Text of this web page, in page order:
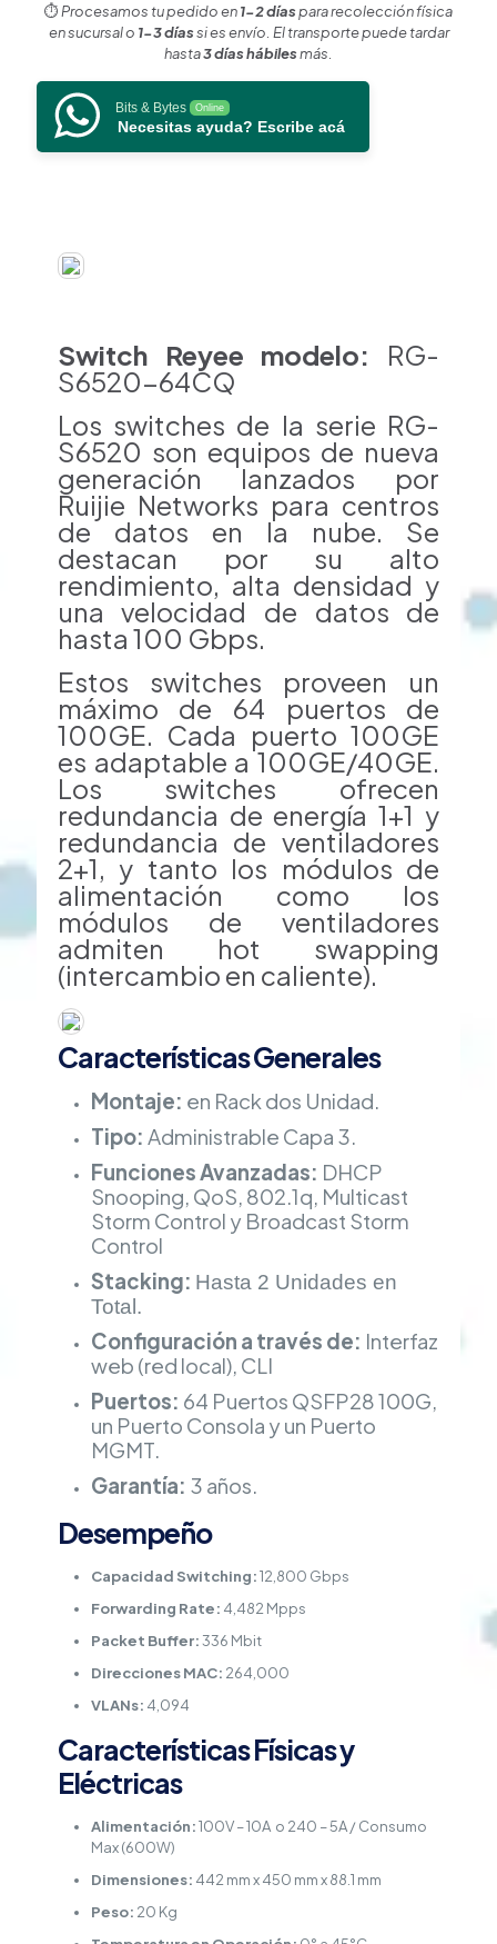
Escenarios
de
Alta
Disponibilidad
Unificación
cantidad
⏱️Procesamos tu pedido en1-2 díaspara recolección física
en sucursal o 1-3 díassi es envío. El transporte puede tardar
hasta3 días hábilesmás.
Bits & Bytes Online
Necesitas ayuda? Escribe acá
Switch Reyee modelo: RG-
S6520-64CQ
Los switches de la serie RG-
S6520 son equipos de nueva
generación lanzados por
Ruijie Networks para centros
de datos en la nube. Se
destacan por su alto
rendimiento, alta densidad y
una velocidad de datos de
hasta 100 Gbps.
Estos switches proveen un
máximo de 64 puertos de
100GE. Cada puerto 100GE
es adaptable a 100GE/40GE.
Los switches ofrecen
redundancia de energía 1+1 y
redundancia de ventiladores
2+1, y tanto los módulos de
alimentación como los
módulos de ventiladores
admiten hot swapping
(intercambio en caliente).
Características Generales
Montaje: en Rack dos Unidad.
Tipo: Administrable Capa 3.
Funciones Avanzadas: DHCP
Snooping, QoS, 802.1q, Multicast
Storm Control y Broadcast Storm
Control
Stacking: Hasta 2 Unidades en
Total.
Configuración a través de: Interfaz
web (red local), CLI
Puertos: 64 Puertos QSFP28 100G,
un Puerto Consola y un Puerto
MGMT.
Garantía: 3 años.
Desempeño
Capacidad Switching:12,800 Gbps
Forwarding Rate: 4,482 Mpps
Packet Buffer:336 Mbit
Direcciones MAC: 264,000
VLANs: 4,094
Características Físicas y
Eléctricas
Alimentación:100V – 10A o 240 – 5A / Consumo
Max (600W)
Dimensiones: 442 mm x 450 mm x 88.1 mm
Peso: 20 Kg